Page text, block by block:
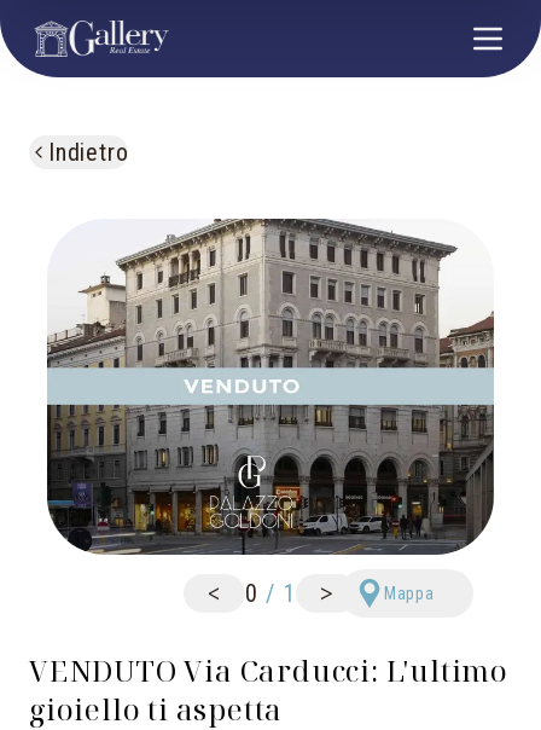
Indietro
< 0 / 1 > Mappa
VENDUTO Via Carducci: L'ultimo
gioiello ti aspetta